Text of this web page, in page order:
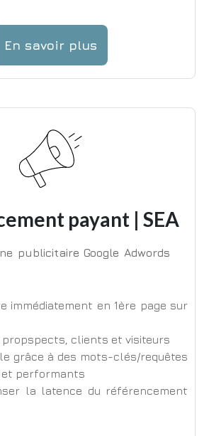
En savoir plus
payant | SEA
publicitaire Google Adwords
immédiatement en 1ère page sur
propspects, clients et visiteurs
grâce à des mots-clés/requêtes
performants
la latence du référencement